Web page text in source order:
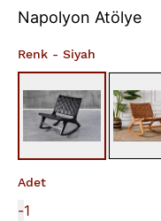
Napolyon Atölye
Renk - Siyah
Adet
-